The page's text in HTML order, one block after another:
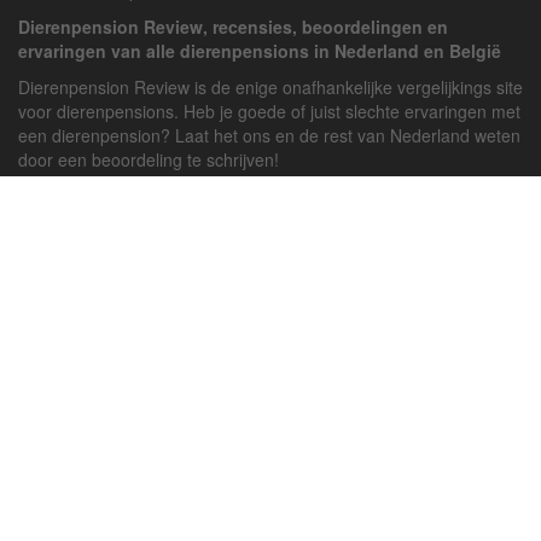
Dierenpension Review, recensies, beoordelingen en
ervaringen van alle dierenpensions in Nederland en België
Dierenpension Review is de enige onafhankelijke vergelijkings site
voor dierenpensions. Heb je goede of juist slechte ervaringen met
een dierenpension? Laat het ons en de rest van Nederland weten
door een beoordeling te schrijven!